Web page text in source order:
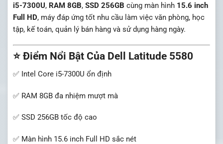
i5-7300U, RAM 8GB, SSD 256GB cùng màn hình 15.6 inch
Full HD, máy đáp ứng tốt nhu cầu làm việc văn phòng, học
tập, kế toán, quản lý bán hàng và sử dụng hàng ngày.
⭐ Điểm Nổi Bật Của Dell Latitude 5580
✅ Intel Core i5-7300U ổn định
✅ RAM 8GB đa nhiệm mượt mà
✅ SSD 256GB tốc độ cao
✅ Màn hình 15.6 inch Full HD sắc nét